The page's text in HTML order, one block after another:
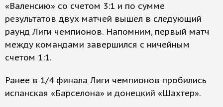
«Валенсию» со счетом 3:1 и по сумме
результатов двух матчей вышел в следующий
раунд Лиги чемпионов. Напомним, первый матч
между командами завершился с ничейным
счетом 1:1.
Ранее в 1/4 финала Лиги чемпионов пробились
испанская «Барселона» и донецкий «Шахтер».